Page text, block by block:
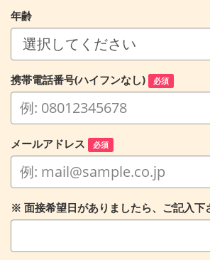
年齢
携帯電話番号(ハイフンなし) 必須
メールアドレス 必須
※ 面接希望日がありましたら、ご記入下